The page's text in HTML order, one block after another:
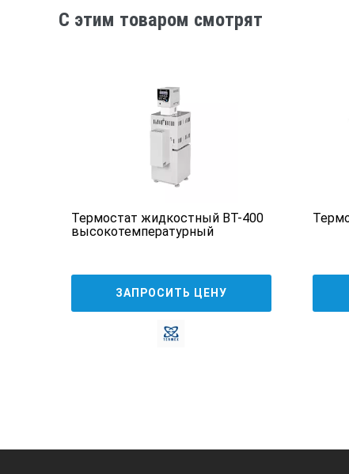
C этим товаром смотрят
Термостат жидкостный ВТ-400
высокотемпературный
ЗАПРОСИТЬ ЦЕНУ